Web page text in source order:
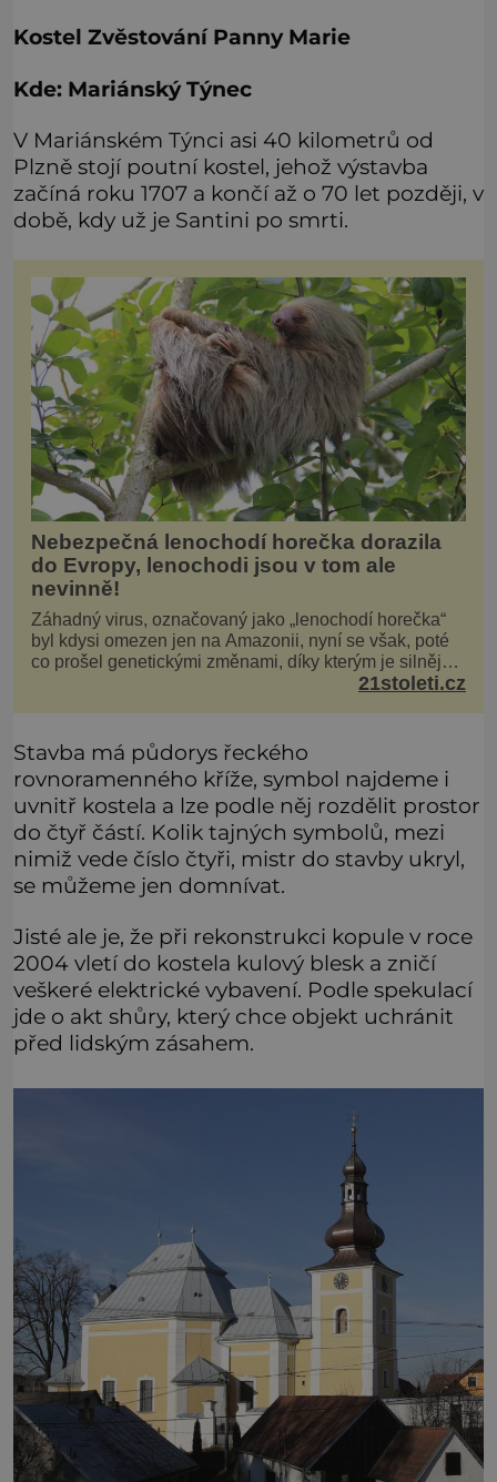
Kostel Zvěstování Panny Marie
Kde: Mariánský Týnec
V Mariánském Týnci asi 40 kilometrů od
Plzně stojí poutní kostel, jehož výstavba
začíná roku 1707 a končí až o 70 let později, v
době, kdy už je Santini po smrti.
Nebezpečná lenochodí horečka dorazila
do Evropy, lenochodi jsou v tom ale
nevinně!
Záhadný virus, označovaný jako „lenochodí horečka“
byl kdysi omezen jen na Amazonii, nyní se však, poté
co prošel genetickými změnami, díky kterým je silnější,
šíří po celé Americe a první případy se objevily už i v
21stoleti.cz
Stavba má půdorys řeckého
rovnoramenného kříže, symbol najdeme i
uvnitř kostela a lze podle něj rozdělit prostor
do čtyř částí. Kolik tajných symbolů, mezi
nimiž vede číslo čtyři, mistr do stavby ukryl,
se můžeme jen domnívat.
Jisté ale je, že při rekonstrukci kopule v roce
2004 vletí do kostela kulový blesk a zničí
veškeré elektrické vybavení. Podle spekulací
jde o akt shůry, který chce objekt uchránit
před lidským zásahem.